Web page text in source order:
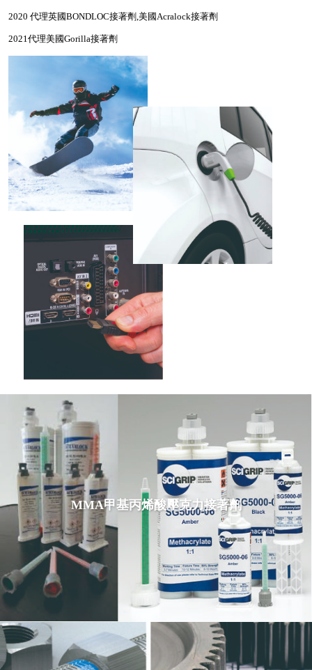
2020 代理英國BONDLOC接著劑,美國Acralock接著劑
2021代理美國Gorilla接著劑
MMA甲基丙烯酸壓克力接著劑